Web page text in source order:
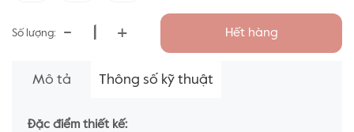
Số lượng: - + Hết hàng
Mô tả Thông số kỹ thuật
Đặc điểm thiết kế: